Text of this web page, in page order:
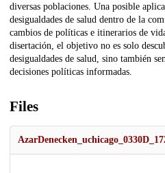
diversas poblaciones. Una posible
desigualdades de salud dentro de la
cambios de políticas e itinerarios de
disertación, el objetivo no es solo
desigualdades de salud, sino también
decisiones políticas informadas.
Files